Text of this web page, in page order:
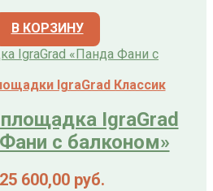
В КОРЗИНУ
IgraGrad Классик
IgraGrad
с балконом»
600,00 руб.